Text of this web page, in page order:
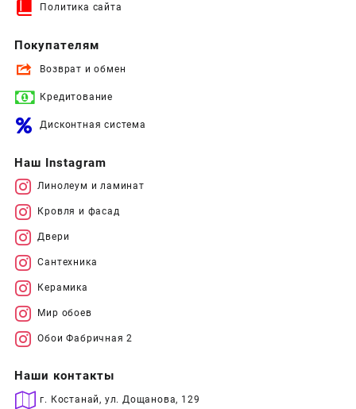
Политика сайта
Покупателям
Возврат и обмен
Кредитование
Дисконтная система
Наш Instagram
Линолеум и ламинат
Кровля и фасад
Двери
Сантехника
Керамика
Мир обоев
Обои Фабричная 2
Наши контакты
г. Костанай, ул. Дощанова, 129